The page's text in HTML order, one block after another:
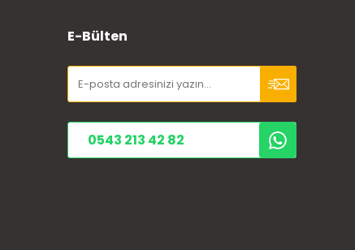
E-Bülten
0543 213 42 82